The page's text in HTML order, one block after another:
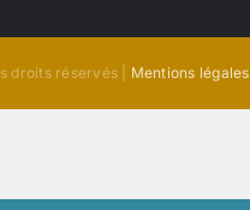
droits réservés | Mentions légales